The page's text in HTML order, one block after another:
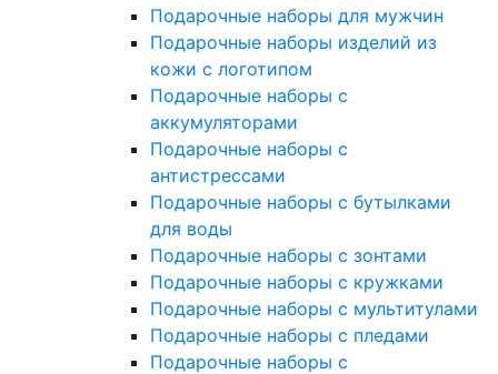
Подарочные наборы для мужчин
Подарочные наборы изделий из
кожи с логотипом
Подарочные наборы с
аккумуляторами
Подарочные наборы с
антистрессами
Подарочные наборы с бутылками
для воды
Подарочные наборы с зонтами
Подарочные наборы с кружками
Подарочные наборы с мультитулами
Подарочные наборы с пледами
Подарочные наборы с